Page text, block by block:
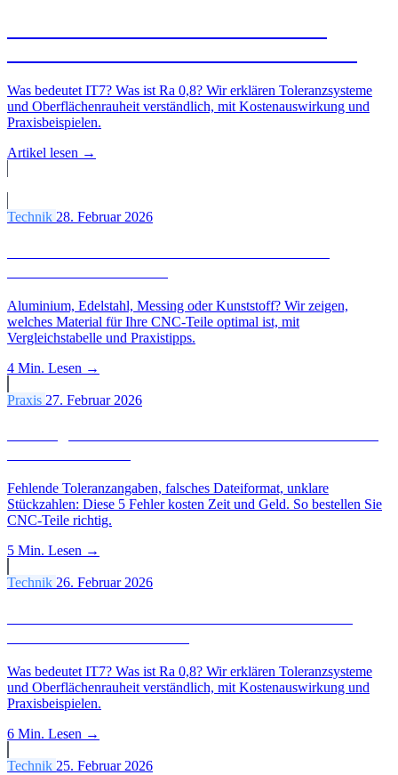
Was bedeutet IT7? Was ist Ra 0,8? Wir erklären Toleranzsysteme
und Oberflächenrauheit verständlich, mit Kostenauswirkung und
Praxisbeispielen.
Artikel lesen →
Technik 28. Februar 2026
Aluminium, Edelstahl, Messing oder Kunststoff? Wir zeigen,
welches Material für Ihre CNC-Teile optimal ist, mit
Vergleichstabelle und Praxistipps.
4 Min. Lesen →
Praxis 27. Februar 2026
Fehlende Toleranzangaben, falsches Dateiformat, unklare
Stückzahlen: Diese 5 Fehler kosten Zeit und Geld. So bestellen Sie
CNC-Teile richtig.
5 Min. Lesen →
Technik 26. Februar 2026
Was bedeutet IT7? Was ist Ra 0,8? Wir erklären Toleranzsysteme
und Oberflächenrauheit verständlich, mit Kostenauswirkung und
Praxisbeispielen.
6 Min. Lesen →
Technik 25. Februar 2026